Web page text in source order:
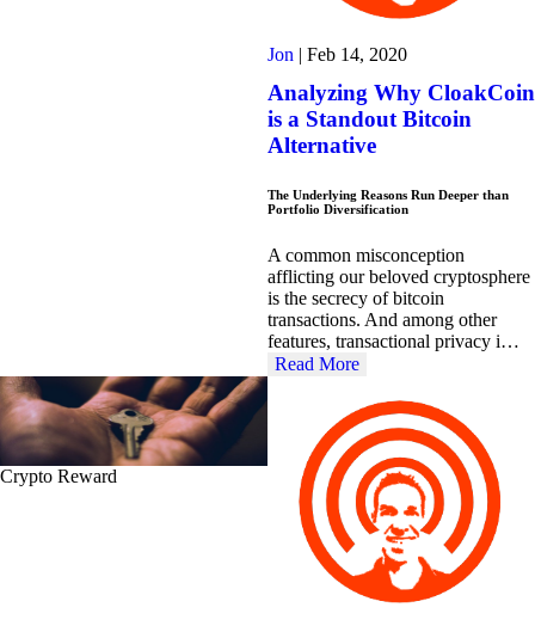
Jon | Feb 14, 2020
Analyzing Why CloakCoin
is a Standout Bitcoin
Alternative
The Underlying Reasons Run Deeper than
Portfolio Diversification
A common misconception
afflicting our beloved cryptosphere
is the secrecy of bitcoin
transactions. And among other
features, transactional privacy i…
Read More
Crypto Reward